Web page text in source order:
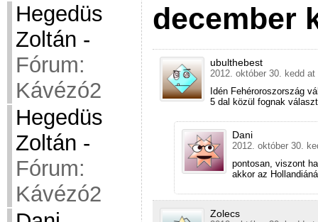
Hegedüs
Zoltán -
Fórum:
Kávézó2
Hegedüs
Zoltán -
Fórum:
Kávézó2
december
ubulthebest
2012. október 30. kedd at
Idén Fehéroroszország
5 dal közül fognak
Dani
2012. október 30.
pontosan, viszont
akkor az
Zolecs